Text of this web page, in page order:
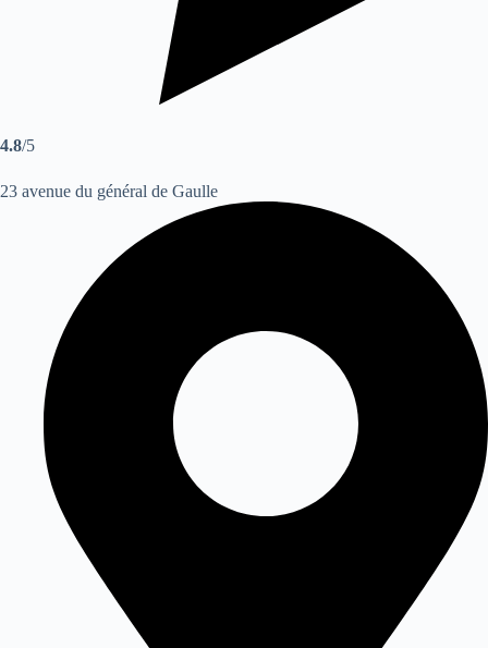
4.8/5
23 avenue du général de Gaulle